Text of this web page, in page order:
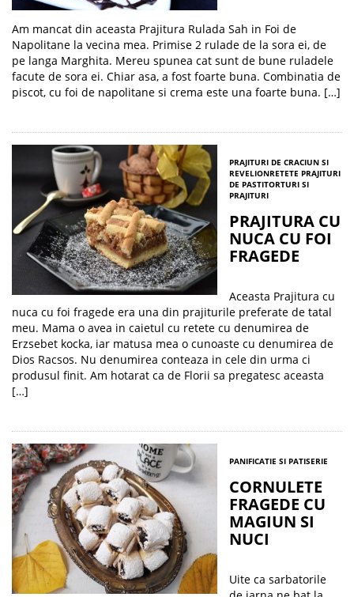
Am mancat din aceasta Prajitura Rulada Sah in Foi de
Napolitane la vecina mea. Primise 2 rulade de la sora ei, de
pe langa Marghita. Mereu spunea cat sunt de bune ruladele
facute de sora ei. Chiar asa, a fost foarte buna. Combinatia de
piscot, cu foi de napolitane si crema este una foarte buna. […]
PRAJITURI DE CRACIUN SI
REVELIONRETETE PRAJITURI
DE PASTITORTURI SI
PRAJITURI
PRAJITURA CU
NUCA CU FOI
FRAGEDE
Aceasta Prajitura cu
nuca cu foi fragede era una din prajiturile preferate de tatal
meu. Mama o avea in caietul cu retete cu denumirea de
Erzsebet kocka, iar matusa mea o cunoaste cu denumirea de
Dios Racsos. Nu denumirea conteaza in cele din urma ci
produsul finit. Am hotarat ca de Florii sa pregatesc aceasta
[…]
PANIFICATIE SI PATISERIE
CORNULETE
FRAGEDE CU
MAGIUN SI
NUCI
Uite ca sarbatorile